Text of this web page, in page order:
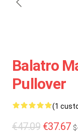
Balatro
Pullover
(1
€47.09 €37.67